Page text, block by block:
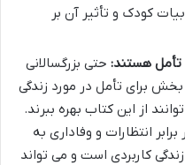
کودک و تأثیر آن بر
تأمل هستند: حتی بزرگسالانی
برای تأمل در مورد زندگی
از این کتاب بهره ببرند.
انتظارات و وفاداری به
کاربردی است و می تواند